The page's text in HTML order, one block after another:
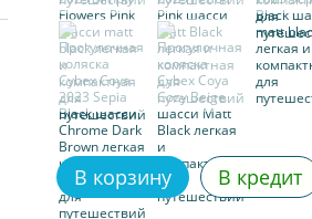
В корзину В кредит